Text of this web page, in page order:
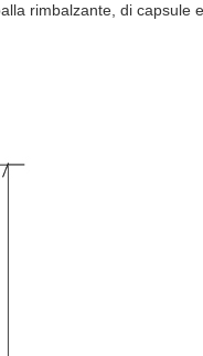
rimbalzante, di capsule